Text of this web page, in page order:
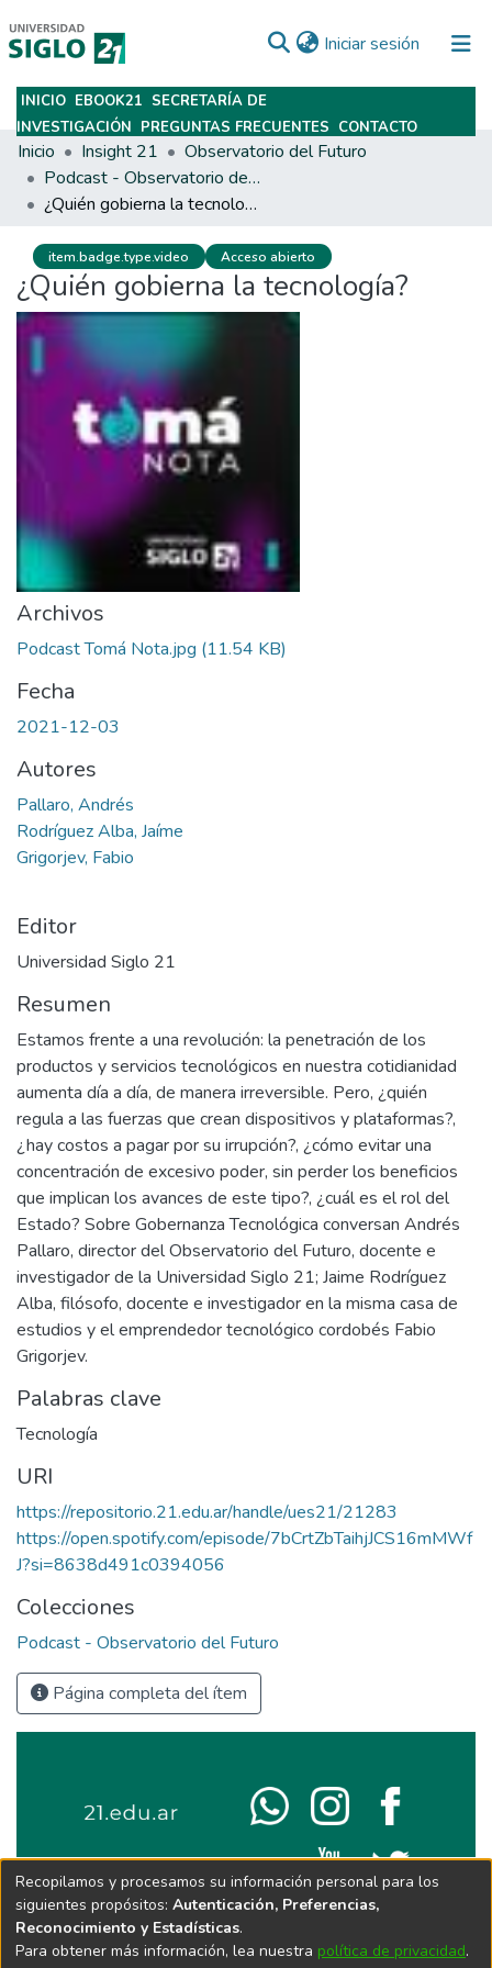
Iniciar sesión (current)
Subir
INICIO EBOOK21 SECRETARÍA DE
INVESTIGACIÓN PREGUNTAS FRECUENTES CONTACTO
Inicio Insight 21
Observatorio del Futuro
Podcast - Observatorio del Futuro
¿Quién gobierna la tecnología?
item.badge.type.video Acceso abierto
¿Quién gobierna la tecnología?
Archivos
Podcast Tomá Nota.jpg (11.54 KB)
Fecha
2021-12-03
Autores
Pallaro, Andrés
Rodríguez Alba, Jaíme
Grigorjev, Fabio
Editor
Universidad Siglo 21
Resumen
Estamos frente a una revolución: la penetración de los
productos y servicios tecnológicos en nuestra cotidianidad
aumenta día a día, de manera irreversible. Pero, ¿quién
regula a las fuerzas que crean dispositivos y plataformas?,
¿hay costos a pagar por su irrupción?, ¿cómo evitar una
concentración de excesivo poder, sin perder los beneficios
que implican los avances de este tipo?, ¿cuál es el rol del
Estado? Sobre Gobernanza Tecnológica conversan Andrés
Pallaro, director del Observatorio del Futuro, docente e
investigador de la Universidad Siglo 21; Jaime Rodríguez
Alba, filósofo, docente e investigador en la misma casa de
estudios y el emprendedor tecnológico cordobés Fabio
Grigorjev.
Palabras clave
Tecnología
URI
https://repositorio.21.edu.ar/handle/ues21/21283
https://open.spotify.com/episode/7bCrtZbTaihjJCS16mMWf
J?si=8638d491c0394056
Colecciones
Podcast - Observatorio del Futuro
Página completa del ítem
Recopilamos y procesamos su información personal para los
siguientes propósitos: Autenticación, Preferencias,
Reconocimiento y Estadísticas.
Para obtener más información, lea nuestra política de privacidad.